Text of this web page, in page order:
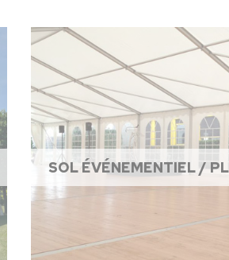
SOL ÉVÉNEMENTIEL /